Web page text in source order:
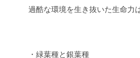
過酷な環境を生き抜いた生命力
・緑葉種と銀葉種